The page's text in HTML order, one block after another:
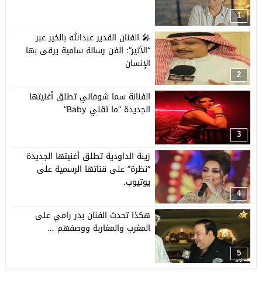
1
2
🎤 الفنان القدير عبدالله بالخير عبر
“الأثير”: الفن رسالة سامية يرقى بها
الإنسان
3
الفنانة سما شوفاني تطلق أغنيتها
الجديدة “ما تقلي Baby”
4
زينة الداودية تطلق أغنيتها الجديدة
“نظرة” على قناتها الرسمية على
يوتيوب.
5
هكذا تحدث الفنان بدر رامي على
المغرب والمغاربة ووصفهم …